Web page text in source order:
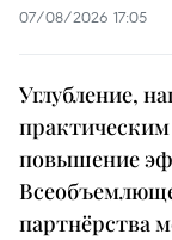
07/08/2026 17:05
Углубление,
повышение
партнёрства